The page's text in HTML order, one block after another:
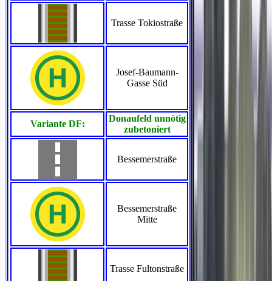
Trasse Tokiostraße
Josef-Baumann-
Gasse Süd
Variante DF:
Donaufeld unnötig
zubetoniert
Bessemerstraße
Bessemerstraße
Mitte
Trasse Fultonstraße